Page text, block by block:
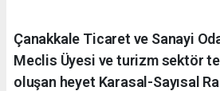
Çanakkale Ticaret ve Sanayi
Meclis Üyesi ve turizm sektör
oluşan heyet Karasal-Sayısal